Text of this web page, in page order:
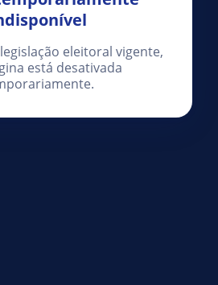
eleitoral vigente,
está desativada